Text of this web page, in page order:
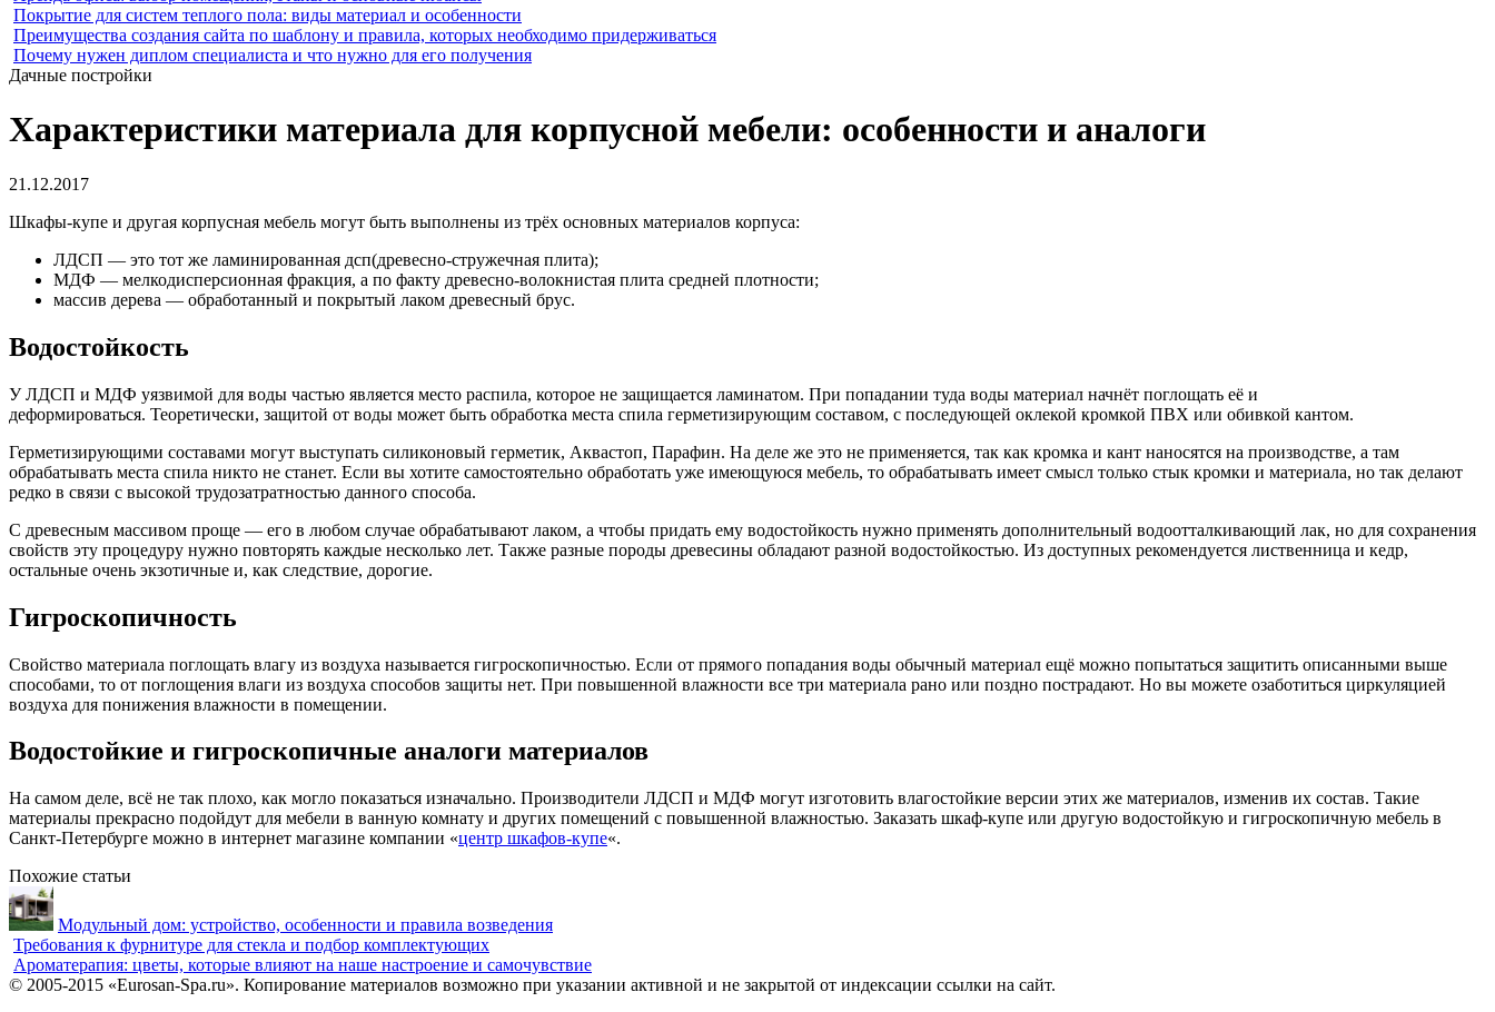
Покрытие для систем теплого пола: виды материал и особенности
Преимущества создания сайта по шаблону и правила, которых необходимо придерживаться
Почему нужен диплом специалиста и что нужно для его получения
Дачные постройки
Характеристики материала для корпусной мебели: особенности и аналоги
21.12.2017
Шкафы-купе и другая корпусная мебель могут быть выполнены из трёх основных материалов корпуса:
ЛДСП — это тот же ламинированная дсп(древесно-стружечная плита);
МДФ — мелкодисперсионная фракция, а по факту древесно-волокнистая плита средней плотности;
массив дерева — обработанный и покрытый лаком древесный брус.
Водостойкость
У ЛДСП и МДФ уязвимой для воды частью является место распила, которое не защищается ламинатом. При попадании туда воды материал начнёт поглощать её и
деформироваться. Теоретически, защитой от воды может быть обработка места спила герметизирующим составом, с последующей оклекой кромкой ПВХ или обивкой кантом.
Герметизирующими составами могут выступать силиконовый герметик, Аквастоп, Парафин. На деле же это не применяется, так как кромка и кант наносятся на производстве, а там
обрабатывать места спила никто не станет. Если вы хотите самостоятельно обработать уже имеющуюся мебель, то обрабатывать имеет смысл только стык кромки и материала, но так делают
редко в связи с высокой трудозатратностью данного способа.
С древесным массивом проще — его в любом случае обрабатывают лаком, а чтобы придать ему водостойкость нужно применять дополнительный водоотталкивающий лак, но для сохранения
свойств эту процедуру нужно повторять каждые несколько лет. Также разные породы древесины обладают разной водостойкостью. Из доступных рекомендуется лиственница и кедр,
остальные очень экзотичные и, как следствие, дорогие.
Гигроскопичность
Свойство материала поглощать влагу из воздуха называется гигроскопичностью. Если от прямого попадания воды обычный материал ещё можно попытаться защитить описанными выше
способами, то от поглощения влаги из воздуха способов защиты нет. При повышенной влажности все три материала рано или поздно пострадают. Но вы можете озаботиться циркуляцией
воздуха для понижения влажности в помещении.
Водостойкие и гигроскопичные аналоги материалов
На самом деле, всё не так плохо, как могло показаться изначально. Производители ЛДСП и МДФ могут изготовить влагостойкие версии этих же материалов, изменив их состав. Такие
материалы прекрасно подойдут для мебели в ванную комнату и других помещений с повышенной влажностью. Заказать шкаф-купе или другую водостойкую и гигроскопичную мебель в
Санкт-Петербурге можно в интернет магазине компании «центр шкафов-купе«.
Похожие статьи
Модульный дом: устройство, особенности и правила возведения
Требования к фурнитуре для стекла и подбор комплектующих
Ароматерапия: цветы, которые влияют на наше настроение и самочувствие
© 2005-2015 «Eurosan-Spa.ru». Копирование материалов возможно при указании активной и не закрытой от индексации ссылки на сайт.